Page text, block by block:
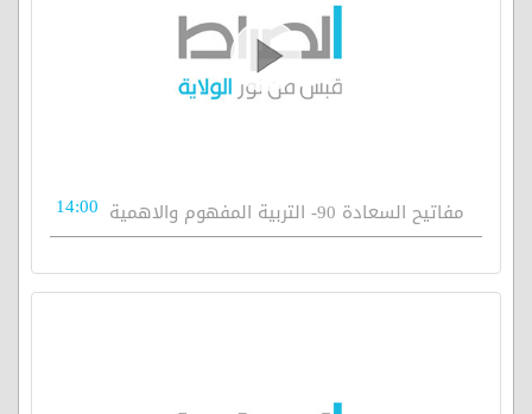
مفاتيح السعادة 90- التربية المفهوم والاهمية 14:00